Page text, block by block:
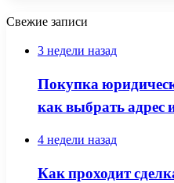
Свежие записи
3 недели назад
Покупка
как выбрать адрес
4 недели назад
Как проходит